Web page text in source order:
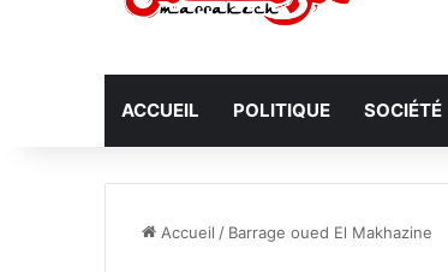
ACCUEIL POLITIQUE SOCIÉTÉ
Accueil / Barrage oued El Makhazine